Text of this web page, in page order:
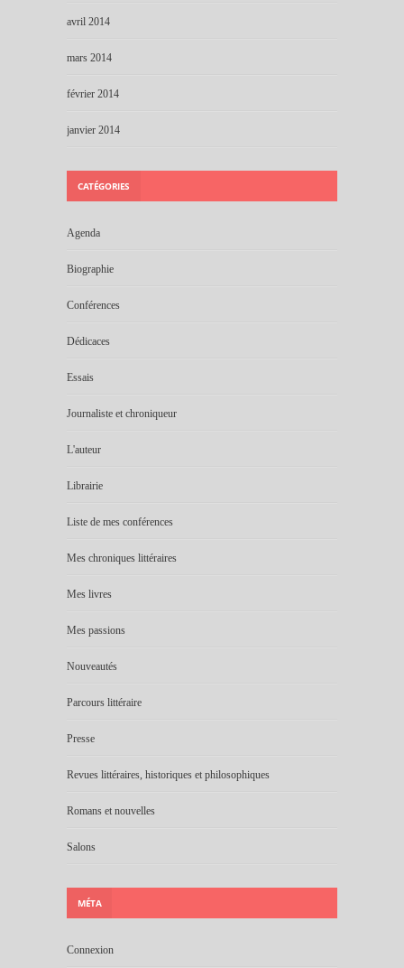
avril 2014
mars 2014
février 2014
janvier 2014
CATÉGORIES
Agenda
Biographie
Conférences
Dédicaces
Essais
Journaliste et chroniqueur
L'auteur
Librairie
Liste de mes conférences
Mes chroniques littéraires
Mes livres
Mes passions
Nouveautés
Parcours littéraire
Presse
Revues littéraires, historiques et philosophiques
Romans et nouvelles
Salons
MÉTA
Connexion